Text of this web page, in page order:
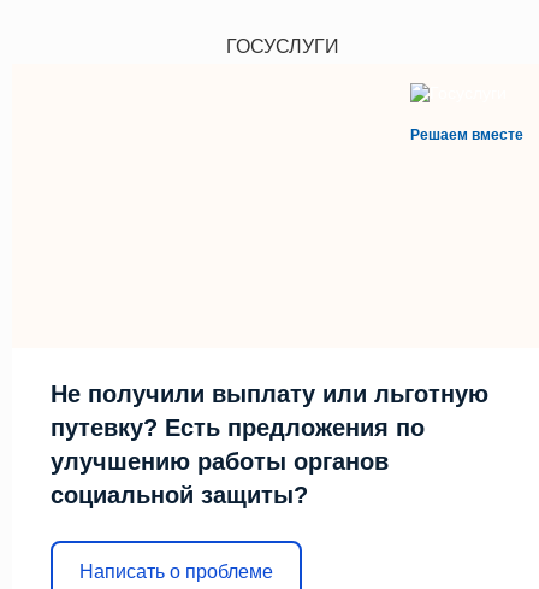
ГОСУСЛУГИ
Решаем вместе
Не получили выплату или льготную
путевку? Есть предложения по
улучшению работы органов
социальной защиты?
Написать о проблеме